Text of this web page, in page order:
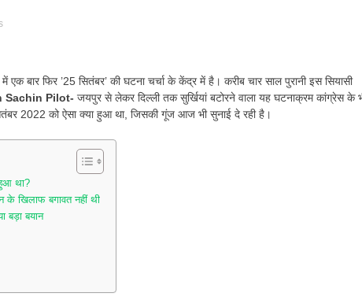
में एक बार फिर ’25 सितंबर’ की घटना चर्चा के केंद्र में है। करीब चार साल पुरानी इस सियासी
Sachin Pilot- जयपुर से लेकर दिल्ली तक सुर्खियां बटोरने वाला यह घटनाक्रम कांग्रेस के
2022 को ऐसा क्या हुआ था, जिसकी गूंज आज भी सुनाई दे रही है।
था?
खिलाफ बगावत नहीं थी
बड़ा बयान